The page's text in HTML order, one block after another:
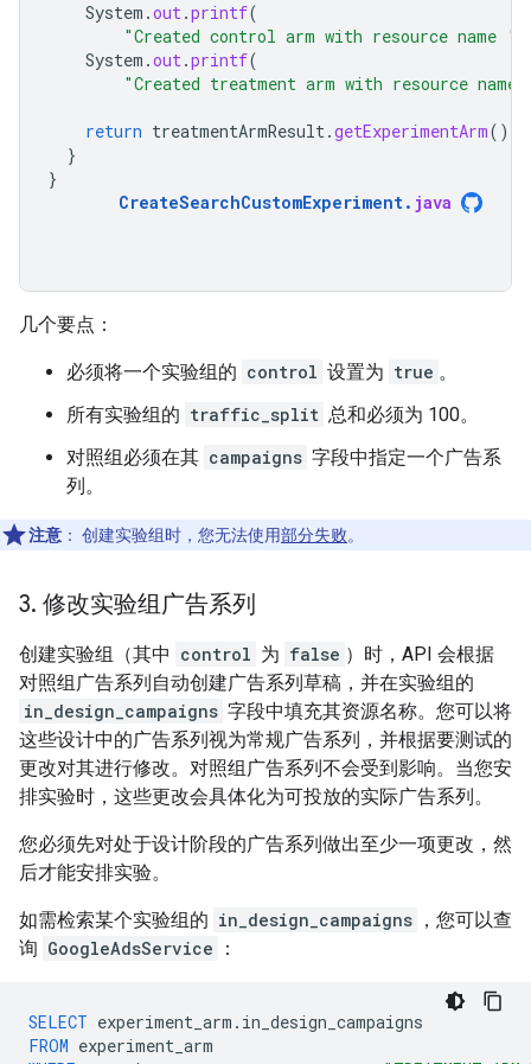
System .out.printf(
"Created control arm with resource name
System .out.printf(
"Created treatment arm with resource name
return treatmentArmResult.getExperimentArm().
}
}
CreateSearchCustomExperiment. java
几个要点：
必须将一个实验组的 control 设置为 true 。
所有实验组的 traffic_split 总和必须为 100。
对照组必须在其 campaigns 字段中指定一个广告系
列。
注意 ： 创建实验组时，您无法使用部分失败。
3. 修改实验组广告系列
创建实验组（其中 control 为 false ）时，API 会根据
对照组广告系列自动创建广告系列草稿，并在实验组的
in_design_campaigns 字段中填充其资源名称。您可以将
这些设计中的广告系列视为常规广告系列，并根据要测试的
更改对其进行修改。对照组广告系列不会受到影响。当您安
排实验时，这些更改会具体化为可投放的实际广告系列。
您必须先对处于设计阶段的广告系列做出至少一项更改，然
后才能安排实验。
如需检索某个实验组的 in_design_campaigns ，您可以查
询 GoogleAdsService ：
SELECT experiment_arm . in_design_campaigns
FROM experiment_arm